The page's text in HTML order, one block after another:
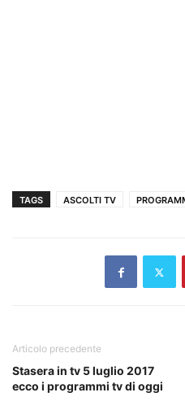
TAGS ASCOLTI TV
Articolo precedente
Stasera in tv 5 luglio 2017
ecco i programmi tv di oggi